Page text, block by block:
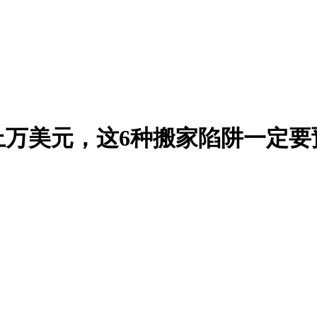
美元，这6种搬家陷阱一定要